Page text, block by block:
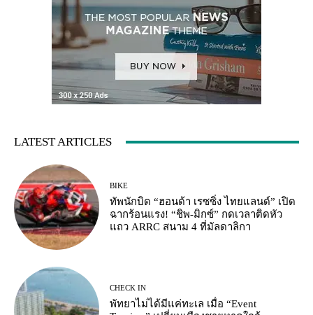
LATEST ARTICLES
BIKE
ทัพนักบิด “ฮอนด้า เรซซิ่ง ไทยแลนด์” เปิด
ฉากร้อนแรง! “ชิพ-มิกซ์” กดเวลาติดหัว
แถว ARRC สนาม 4 ที่มัลดาลิกา
CHECK IN
พัทยาไม่ได้มีแค่ทะเล เมื่อ “Event